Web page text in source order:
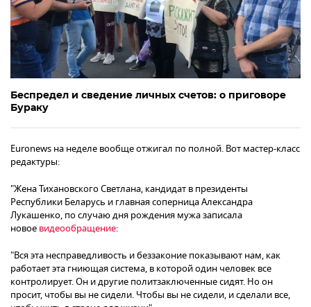
Беспредел и сведение личных счетов: о приговоре
Бураку
Euronews на неделе вообще отжигал по полной. Вот мастер-класс
редактуры:
"Жена Тихановского Светлана, кандидат в президенты
Республики Беларусь и главная соперница Александра
Лукашенко, по случаю дня рождения мужа записала
новое видеообращение:
"Вся эта несправедливость и беззаконие показывают нам, как
работает эта гниющая система, в которой один человек все
контролирует. Он и другие политзаключенные сидят. Но он
просит, чтобы вы не сидели. Чтобы вы не сидели, и сделали все,